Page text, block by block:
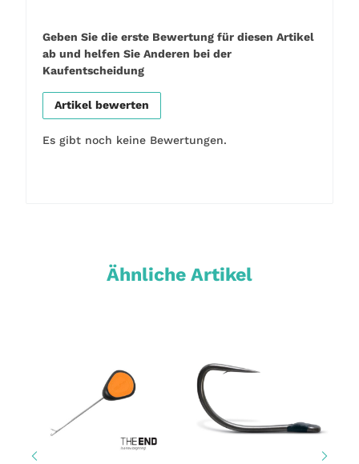
Geben Sie die erste Bewertung für diesen Artikel
ab und helfen Sie Anderen bei der
Kaufentscheidung
Artikel bewerten
Es gibt noch keine Bewertungen.
Ähnliche Artikel